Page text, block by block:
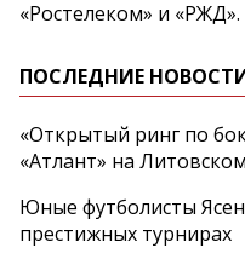
«Ростелеком» и «РЖД».
ПОСЛЕДНИЕ
«Открытый ринг по
«Атлант» на
Юные футболисты
престижных турнирах